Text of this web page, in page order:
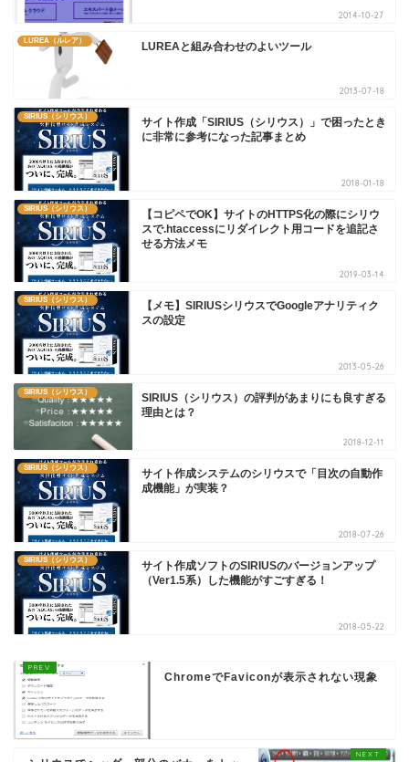
2014-10-27
LUREA（ルレア） LUREAと組み合わせのよいツール
2013-07-18
SIRIUS（シリウス）
サイト作成「SIRIUS（シリウス）」で困ったとき
に非常に参考になった記事まとめ
2018-01-18
SIRIUS（シリウス）
【コピペでOK】サイトのHTTPS化の際にシリウ
スで.htaccessにリダイレクト用コードを追記さ
せる方法メモ
2019-03-14
SIRIUS（シリウス）
【メモ】SIRIUSシリウスでGoogleアナリティク
スの設定
2013-05-26
SIRIUS（シリウス）
SIRIUS（シリウス）の評判があまりにも良すぎる
理由とは？
2018-12-11
SIRIUS（シリウス）
サイト作成システムのシリウスで「目次の自動作
成機能」が実装？
2018-07-26
SIRIUS（シリウス）
サイト作成ソフトのSIRIUSのバージョンアップ
（Ver1.5系）した機能がすごすぎる！
2018-05-22
ChromeでFaviconが表示されない現象